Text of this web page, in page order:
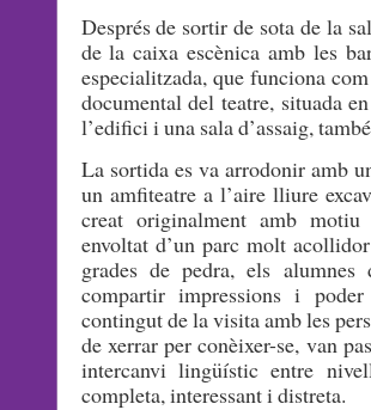
Després de sortir de sota de la
de la caixa escènica amb les
especialitzada, que funciona
documental del teatre, situada
l’edifici i una sala d’assaig,
La sortida es va arrodonir amb
un amfiteatre a l’aire lliure
creat originalment amb
envoltat d’un parc molt
grades de pedra, els
compartir impressions i
contingut de la visita amb les
de xerrar per conèixer-se, van
intercanvi lingüístic entre
completa, interessant i distreta.